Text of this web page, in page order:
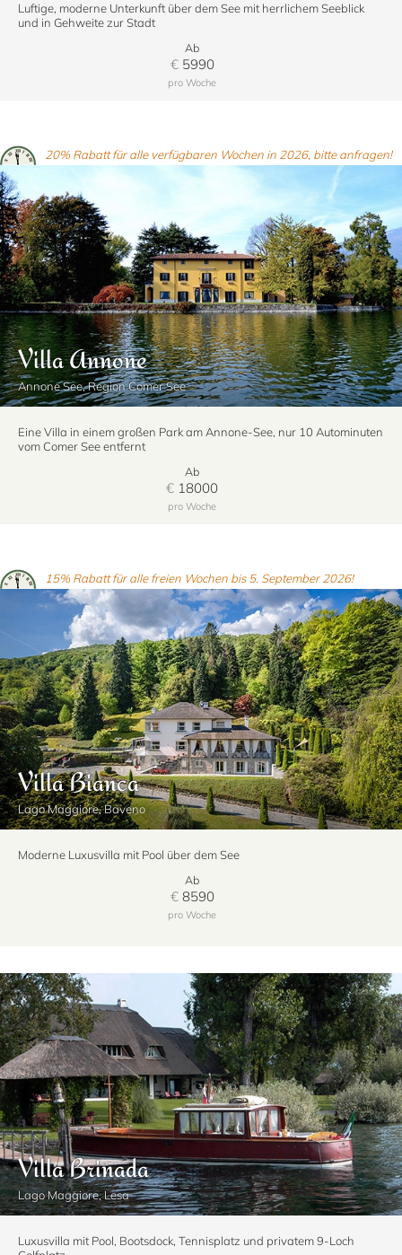
Luftige, moderne Unterkunft über dem See mit herrlichem Seeblick
und in Gehweite zur Stadt
Ab
€5990
pro Woche
20% Rabatt für alle verfügbaren Wochen in 2026, bitte anfragen!
Villa Annone
Annone See, Region Comer See
Eine Villa in einem großen Park am Annone-See, nur 10 Autominuten
vom Comer See entfernt
Ab
€ 18000
pro Woche
15% Rabatt für alle freien Wochen bis 5. September 2026!
Villa Bianca
Lago Maggiore, Baveno
Moderne Luxusvilla mit Pool über dem See
Ab
€8590
pro Woche
Villa Brinada
Lago Maggiore, Lesa
Luxusvilla mit Pool, Bootsdock, Tennisplatz und privatem 9-Loch